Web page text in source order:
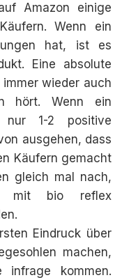
Amazon einige
Wenn ein
hat, ist es
Eine absolute
wieder auch
hört. Wenn ein
1-2 positive
ausgehen, dass
Käufern gemacht
gleich mal nach,
mit bio reflex
Eindruck über
machen,
kommen.